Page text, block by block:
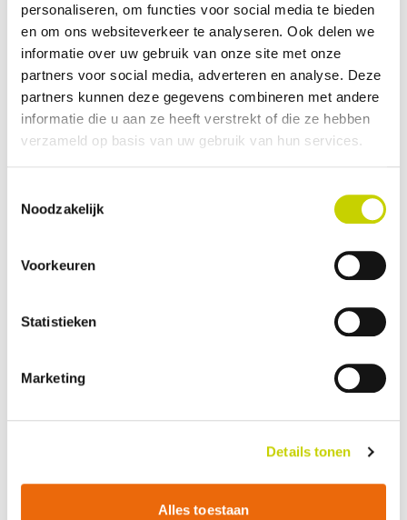
personaliseren, om functies voor social media te bieden
en om ons websiteverkeer te analyseren. Ook delen we
informatie over uw gebruik van onze site met onze
partners voor social media, adverteren en analyse. Deze
partners kunnen deze gegevens combineren met andere
informatie die u aan ze heeft verstrekt of die ze hebben
verzameld op basis van uw gebruik van hun services.
Noodzakelijk
Voorkeuren
Statistieken
Marketing
Details tonen
Alles toestaan
per inspectie-aanvraag af te tekenen. Dat scheelt tijd.
Meer informatie beschikbaar bij aftekenen
inspectie
Aan het einde van een inspectiebezoek tekent u,
zoals u gewend bent, altijd voor akkoord. Bij het
tekenen is door de nieuwe inspectie-app meer
informatie beschikbaar:
· U kunt inzien of er tijd voor extra inspecteurs
Planningsberichten
per email een bevestiging van de afgesproken datum
afzender is noreply@kcb.nl. Het zou kunnen dat het
Markeer dit e-mailadres alvast als ‘Vertrouwd’ om dit
Inspectie niet
uitgevoerd of gestaakt?